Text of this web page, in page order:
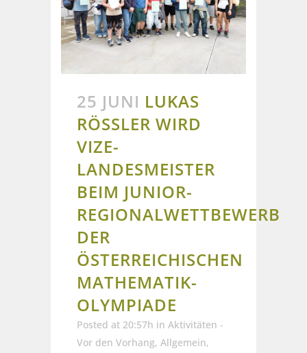
25 JUNI LUKAS
RÖSSLER WIRD
VIZE-
LANDESMEISTER
BEIM JUNIOR-
REGIONALWETTBEWERB
DER
ÖSTERREICHISCHEN
MATHEMATIK-
OLYMPIADE
Posted at 20:57h in Aktivitäten -
Vor den Vorhang, Allgemein,